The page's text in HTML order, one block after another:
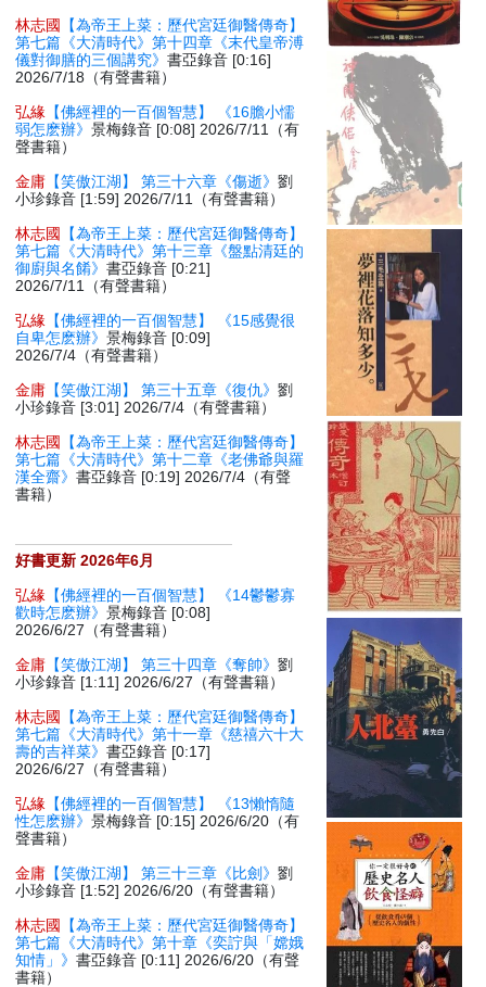
林志國
【為帝王上菜：歷代宮廷御醫傳奇】
第七篇《大清時代》第十四章《末代皇帝溥
儀對御膳的三個講究》書亞錄音 [0:16]
2026/7/18（有聲書籍）
弘緣 【佛經裡的一百個智慧】 《16膽小懦
弱怎麽辦》景梅錄音 [0:08] 2026/7/11（有
聲書籍）
金庸 【笑傲江湖】 第三十六章《傷逝》劉
小珍錄音 [1:59] 2026/7/11（有聲書籍）
林志國
【為帝王上菜：歷代宮廷御醫傳奇】
第七篇《大清時代》第十三章《盤點清廷的
御廚與名餚》書亞錄音 [0:21]
2026/7/11（有聲書籍）
弘緣 【佛經裡的一百個智慧】 《15感覺很
自卑怎麽辦》景梅錄音 [0:09]
2026/7/4（有聲書籍）
金庸 【笑傲江湖】 第三十五章《復仇》劉
小珍錄音 [3:01] 2026/7/4（有聲書籍）
林志國
【為帝王上菜：歷代宮廷御醫傳奇】
第七篇《大清時代》第十二章《老佛爺與羅
漢全齋》書亞錄音 [0:19] 2026/7/4（有聲
書籍）
好書更新 2026年6月
弘緣 【佛經裡的一百個智慧】 《14鬱鬱寡
歡時怎麽辦》景梅錄音 [0:08]
2026/6/27（有聲書籍）
金庸 【笑傲江湖】 第三十四章《奪帥》劉
小珍錄音 [1:11] 2026/6/27（有聲書籍）
林志國
【為帝王上菜：歷代宮廷御醫傳奇】
第七篇《大清時代》第十一章《慈禧六十大
壽的吉祥菜》書亞錄音 [0:17]
2026/6/27（有聲書籍）
弘緣 【佛經裡的一百個智慧】 《13懶惰隨
性怎麽辦》景梅錄音 [0:15] 2026/6/20（有
聲書籍）
金庸 【笑傲江湖】 第三十三章《比劍》劉
小珍錄音 [1:52] 2026/6/20（有聲書籍）
林志國
【為帝王上菜：歷代宮廷御醫傳奇】
第七篇《大清時代》第十章《奕詝與「嫦娥
知情」》書亞錄音 [0:11] 2026/6/20（有聲
書籍）